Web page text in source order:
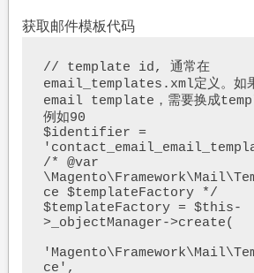
获取邮件模板代码
// template id, 通常在
email_templates.xml定义。如
email template，需要换成
例如90
$identifier =
/* @var
ce $templateFactory */
$templateFactory = $this-
>_objectManager->create(
ce',